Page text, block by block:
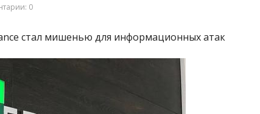
0
стал мишенью для информационных атак